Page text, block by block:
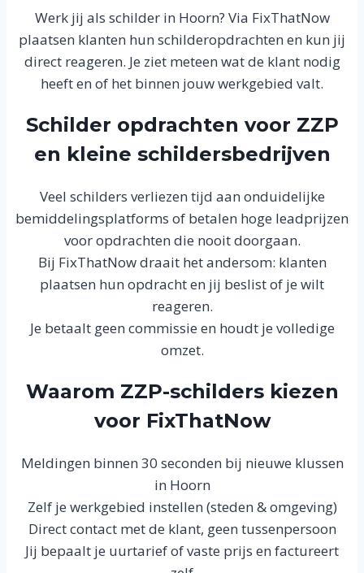
Werk jij als schilder in Hoorn? Via FixThatNow
plaatsen klanten hun schilderopdrachten en kun jij
direct reageren. Je ziet meteen wat de klant nodig
heeft en of het binnen jouw werkgebied valt.
Schilder opdrachten voor ZZP
en kleine schildersbedrijven
Veel schilders verliezen tijd aan onduidelijke
bemiddelingsplatforms of betalen hoge leadprijzen
voor opdrachten die nooit doorgaan.
Bij FixThatNow draait het andersom: klanten
plaatsen hun opdracht en jij beslist of je wilt
reageren.
Je betaalt geen commissie en houdt je volledige
omzet.
Waarom ZZP-schilders kiezen
voor FixThatNow
Meldingen binnen 30 seconden bij nieuwe klussen
in Hoorn
Zelf je werkgebied instellen (steden & omgeving)
Direct contact met de klant, geen tussenpersoon
Jij bepaalt je uurtarief of vaste prijs en factureert